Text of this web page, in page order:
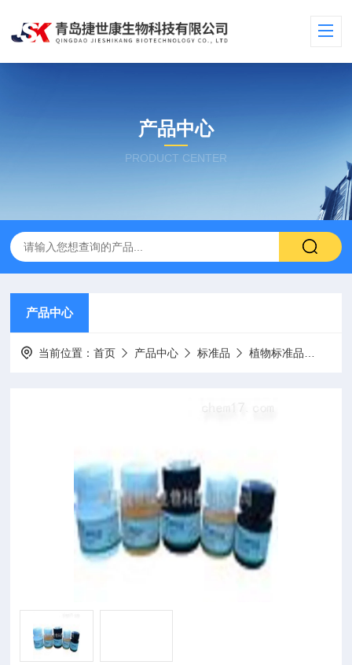
产品中心
PRODUCT CENTER
产品中心
当前位置：首页 产品中心 标准品 植物标准品